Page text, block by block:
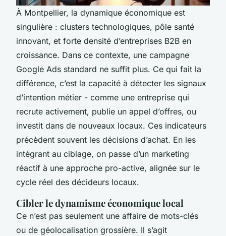
À Montpellier, la dynamique économique est
singulière : clusters technologiques, pôle santé
innovant, et forte densité d’entreprises B2B en
croissance. Dans ce contexte, une campagne
Google Ads standard ne suffit plus. Ce qui fait la
différence, c’est la capacité à détecter les signaux
d’intention métier - comme une entreprise qui
recrute activement, publie un appel d’offres, ou
investit dans de nouveaux locaux. Ces indicateurs
précèdent souvent les décisions d’achat. En les
intégrant au ciblage, on passe d’un marketing
réactif à une approche pro-active, alignée sur le
cycle réel des décideurs locaux.
Cibler le dynamisme économique local
Ce n’est pas seulement une affaire de mots-clés
ou de géolocalisation grossière. Il s’agit